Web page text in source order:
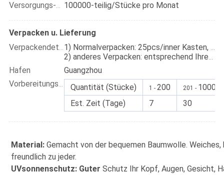
Versorgungs-Fähigkeit: 100000-teilig/Stücke pro Monat
Verpacken u. Lieferung
Verpackendetails 1) Normalverpacken: 25pcs/inner Kasten, 100pcs/ctn
2) anderes Verpacken: entsprechend Ihrer Anforderung
Hafen
Guangzhou
Vorbereitungs- und Anlaufzeit: Quantität (Stücke) 1 - 200 201 - 1000
Est. Zeit (Tage)
7 30
Material: Gemacht von der bequemen Baumwolle.
freundlich zu jeder.
UVsonnenschutz: Guter Schutz Ihr Kopf, Augen, Gesicht,